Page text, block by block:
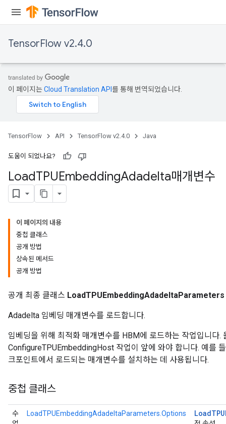
TensorFlow v2.4.0
이 페이지는Cloud Translation API 를 통해 번역되었습니다.
TensorFlow API TensorFlow v2.4.0 Java
도움이 되었나요?
LoadTPUEmbeddingAdadelta매개변수
이 페이지의 내용
중첩 클래스
공개 방법
상속된 메서드
공개 방법
공개 최종 클래스 LoadTPUEmbeddingAdadeltaParameters
Adadelta 임베딩 매개변수를 로드합니다.
임베딩을 위해 최적화 매개변수를 HBM에 로드하는 작업입니다.
ConfigureTPUEmbeddingHost 작업이 앞에 와야 합니다. 예를
크포인트에서 로드되는 매개변수를 설치하는 데 사용됩니다.
중첩 클래스
수
LoadTPUEmbeddingAdadeltaParameters.Options Load